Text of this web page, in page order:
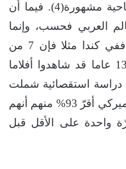
زيارة في مصر هم مواقع إباحية مشهورة(4). فيما أن
العربي فحسب، وإنما
تمتد لتشمل العالم بأسره، ففي كندا مثلا فإن 7 من
أصل 10 مراهقين في سن 13 عاما قد شاهدوا أفلاما
الإنترنت(5)، وفي دراسة استقصائية شملت
أكثر من 500 طالب جامعي أميركي أقرّ 93% منهم أنهم
واحدة على الأقل قبل